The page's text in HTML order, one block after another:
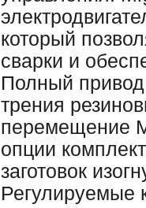
который
сварки и
Полный
трения
перемещение
опции
заготовок
Регулируемые